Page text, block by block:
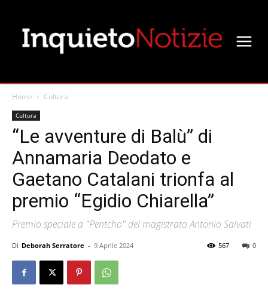
Home Cultura
Cultura
“Le avventure di Balù” di
Annamaria Deodato e
Gaetano Catalani trionfa al
premio “Egidio Chiarella”
Premio speciale a "Pentcho" del magistrato Antonio Salvati
Di Deborah Serratore - 9 Aprile 2024 0
567